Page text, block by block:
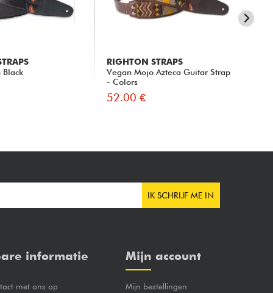
Black
RIGHTON STRAPS
Vegan Mojo Azteca Guitar Strap
- Colors
52.00 €
IK SCHRIJF ME IN
informatie
met ons op
Mijn account
Mijn bestellingen